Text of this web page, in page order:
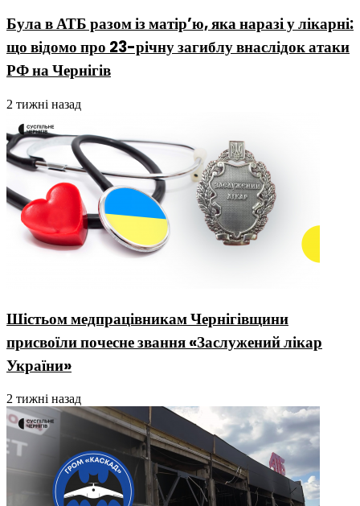
Була в АТБ разом із матір’ю, яка наразі у лікарні:
що відомо про 23-річну загиблу внаслідок атаки
РФ на Чернігів
2 тижні назад
Шістьом медпрацівникам Чернігівщини
присвоїли почесне звання «Заслужений лікар
України»
2 тижні назад